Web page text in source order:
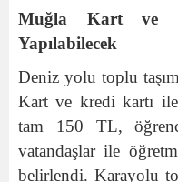
Muğla Kart ve
Yapılabilecek
Deniz yolu toplu
Kart ve kredi kartı
tam 150 TL,
vatandaşlar ile
belirlendi. Karayolu